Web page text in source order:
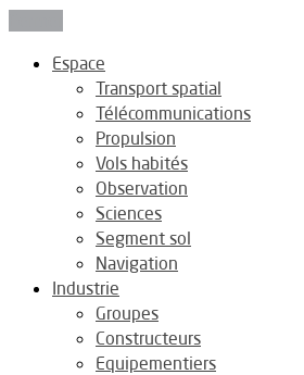
Espace
Transport spatial
Télécommunications
Propulsion
Vols habités
Observation
Sciences
Segment sol
Navigation
Industrie
Groupes
Constructeurs
Equipementiers